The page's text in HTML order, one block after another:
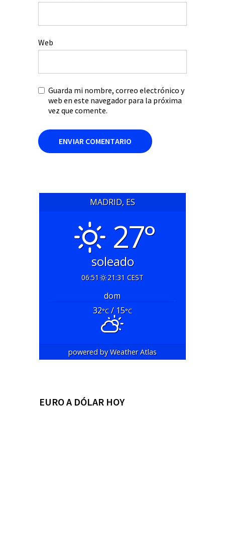
Web
Guarda mi nombre, correo electrónico y
web en este navegador para la próxima
vez que comente.
MADRID, ES
27°
soleado
06:51 21:31 CEST
dom
32°C/ 15°C
powered byWeather Atlas
EURO A DÓLAR HOY